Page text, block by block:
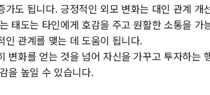
가도 됩니다. 긍정적인 외모 변화는 대인 관계
태도는 타인에게 호감을 주고 원활한 소통을
인 관계를 맺는 데 도움이 됩니다.
변화를 얻는 것을 넘어 자신을 가꾸고 투자하는
을 높일 수 있습니다.